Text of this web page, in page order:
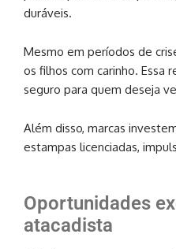
duráveis.
Mesmo em períodos de
os filhos com carinho. Essa
seguro para quem deseja
Além disso, marcas
estampas licenciadas,
Oportunidades
atacadista